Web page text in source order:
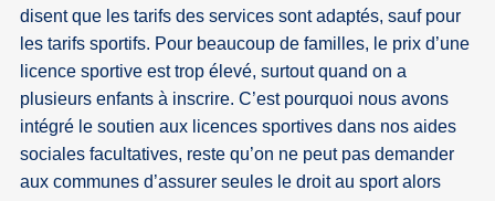
disent que les tarifs des services sont adaptés, sauf pour
les tarifs sportifs. Pour beaucoup de familles, le prix d’une
licence sportive est trop élevé, surtout quand on a
plusieurs enfants à inscrire. C’est pourquoi nous avons
intégré le soutien aux licences sportives dans nos aides
sociales facultatives, reste qu’on ne peut pas demander
aux communes d’assurer seules le droit au sport alors